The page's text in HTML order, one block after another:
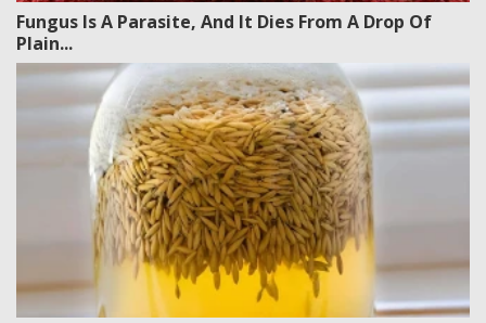
Fungus Is A Parasite, And It Dies From A Drop Of
Plain...